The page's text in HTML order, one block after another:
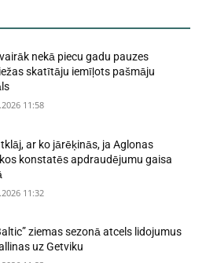
nekā piecu gadu pauzes
skatītāju iemīļots pašmāju
11:58
ar ko jārēķinās, ja Aglonas
konstatēs apdraudējumu gaisa
11:32
ziemas sezonā atcels lidojumus
uz Getviku